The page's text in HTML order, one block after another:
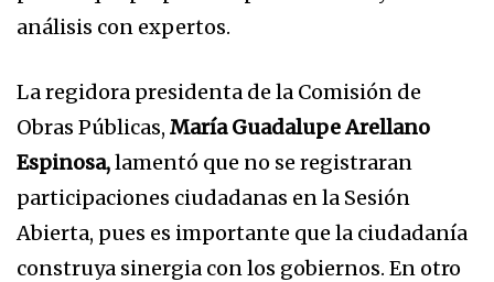
análisis con expertos.
La regidora presidenta de la Comisión de
Obras Públicas, María Guadalupe Arellano
Espinosa,lamentó que no se registraran
participaciones ciudadanas en la Sesión
Abierta, pues es importante que la ciudadanía
construya sinergia con los gobiernos. En otro